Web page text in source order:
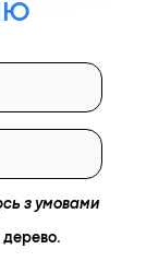
з умовами
дерево.